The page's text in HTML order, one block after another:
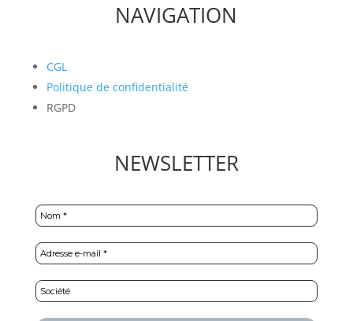
NAVIGATION
CGL
Politique de confidentialité
RGPD
NEWSLETTER